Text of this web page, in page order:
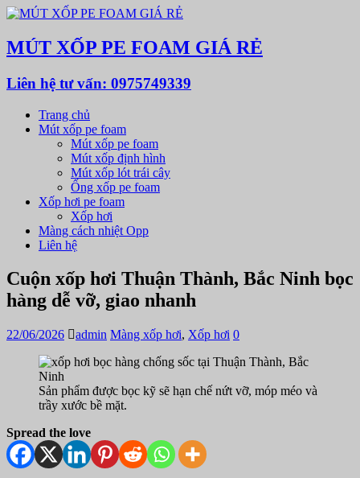
MÚT XỐP PE FOAM GIÁ RẺ
Liên hệ tư vấn: 0975749339
Trang chủ
Mút xốp pe foam
Mút xốp pe foam
Mút xốp định hình
Mút xốp lót trái cây
Ống xốp pe foam
Xốp hơi pe foam
Xốp hơi
Màng cách nhiệt Opp
Liên hệ
Cuộn xốp hơi Thuận Thành, Bắc Ninh bọc
hàng dễ vỡ, giao nhanh
22/06/2026 admin Màng xốp hơi, Xốp hơi 0
Sản phẩm được bọc kỹ sẽ hạn chế nứt vỡ, móp méo và
trầy xước bề mặt.
Spread the love